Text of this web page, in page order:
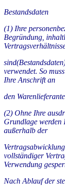
Bestandsdaten
(1) Ihre
Begründung,
verwendet. So
Ihre Anschrift an
den
(2) Ohne Ihre
Grundlage werden
außerhalb der
vollständiger
Verwendung
Nach Ablauf der